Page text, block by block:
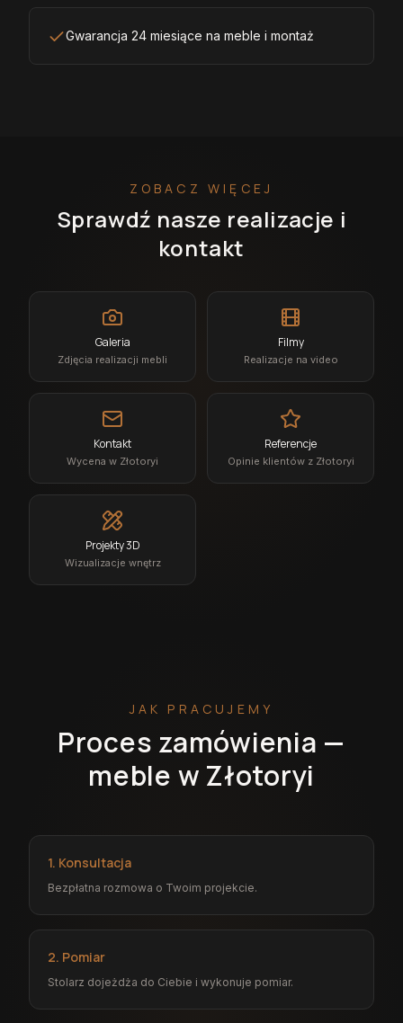
Gwarancja 24 miesiące na meble i montaż
ZOBACZ WIĘCEJ
Sprawdź nasze realizacje i
kontakt
Galeria
Zdjęcia realizacji mebli
Filmy
Realizacje na video
Kontakt
Wycena w Złotoryi
Referencje
Opinie klientów z Złotoryi
Projekty 3D
Wizualizacje wnętrz
JAK PRACUJEMY
Proces zamówienia —
meble w Złotoryi
1. Konsultacja
Bezpłatna rozmowa o Twoim projekcie.
2. Pomiar
Stolarz dojeżdża do Ciebie i wykonuje pomiar.